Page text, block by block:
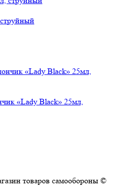
«Lady Black» 25мл,
товаров самообороны ©